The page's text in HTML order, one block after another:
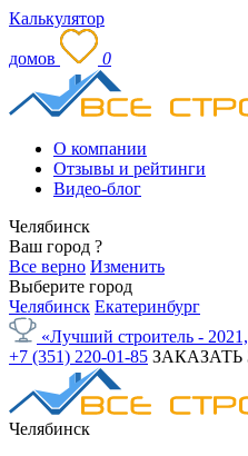
Калькулятор
домов 0
О компании
Отзывы и рейтинги
Видео-блог
Челябинск
Ваш город ?
Все верно Изменить
Выберите город
Челябинск Екатеринбург
«Лучший строитель -
+7 (351) 220-01-85
Челябинск